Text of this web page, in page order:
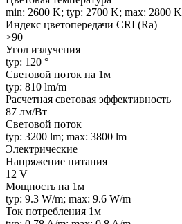
min: 2600 K; typ: 2700 K; max: 2800 K
Индекс цветопередачи CRI (Ra)
>90
Угол излучения
typ: 120 °
Световой поток на 1м
typ: 810 lm/m
Расчетная световая эффективность
87 лм/Вт
Световой поток
typ: 3200 lm; max: 3800 lm
Электрические
Напряжение питания
12 V
Мощность на 1м
typ: 9.3 W/m; max: 9.6 W/m
Ток потребления 1м